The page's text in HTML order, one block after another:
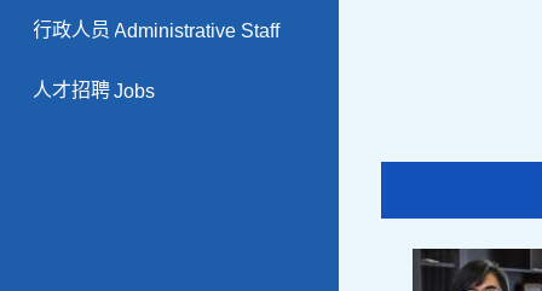
行政人员 Administrative Staff
人才招聘 Jobs